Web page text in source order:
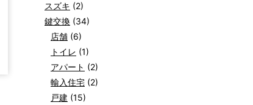
スズキ (2)
鍵交換 (34)
店舗 (6)
トイレ (1)
アパート (2)
輸入住宅 (2)
戸建 (15)